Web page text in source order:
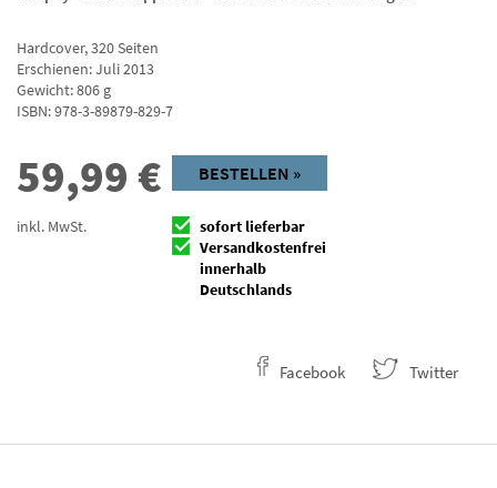
Hardcover,320Seiten
Erschienen: Juli 2013
Gewicht: 806 g
ISBN:978-3-89879-829-7
59,99 €
inkl. MwSt.
BESTELLEN »
sofort lieferbar
Versandkostenfrei
innerhalb
Deutschlands
Facebook Twitter